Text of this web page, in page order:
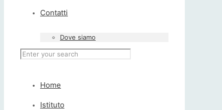
Contatti
Dove siamo
Home
Istituto